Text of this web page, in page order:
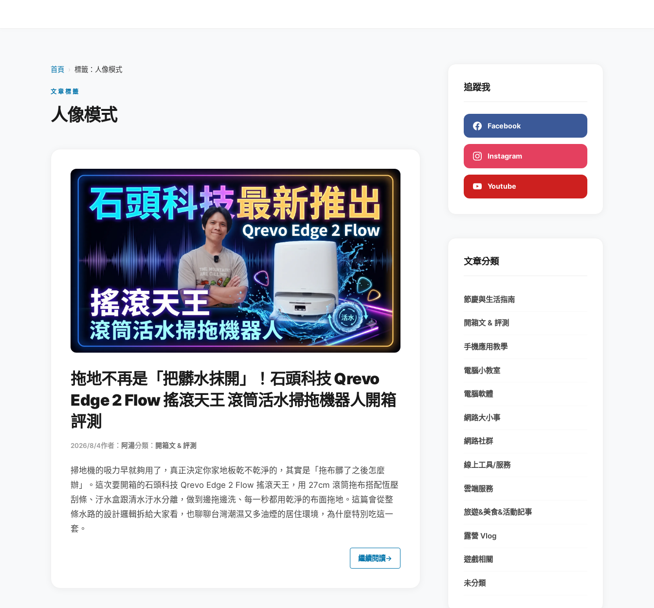
首頁 › 標籤：人像模式
文章標籤
人像模式
拖地不再是「把髒水抹開」！石頭科技 Qrevo
Edge 2 Flow 搖滾天王 滾筒活水掃拖機器人開箱
評測
2026/8/4作者： 阿湯分類： 開箱文 & 評測
掃地機的吸力早就夠用了，真正決定你家地板乾不乾淨的，其實是「拖布髒了之後怎麼
辦」。這次要開箱的石頭科技 Qrevo Edge 2 Flow 搖滾天王，用 27cm 滾筒拖布搭配恆壓
刮條、汙水盒跟清水汙水分離，做到邊拖邊洗、每一秒都用乾淨的布面拖地。這篇會從整
條水路的設計邏輯拆給大家看，也聊聊台灣潮濕又多油煙的居住環境，為什麼特別吃這一
套。
繼續閱讀→
追蹤我
Facebook
Instagram
Youtube
文章分類
節慶與生活指南
開箱文 & 評測
手機應用教學
電腦小教室
電腦軟體
網路大小事
網路社群
線上工具/服務
雲端服務
旅遊&美食&活動記事
露營 Vlog
遊戲相關
未分類